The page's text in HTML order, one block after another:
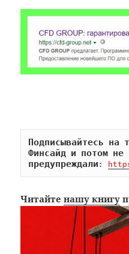
Подписывайтесь на
Финсайд и потом
предупреждали:
Читайтенашу книгу